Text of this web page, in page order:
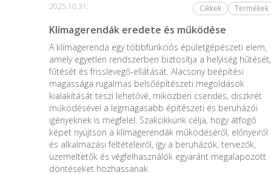
2025.10.31. Cikkek Termékek
Klímagerendák eredete és működése
A klímagerenda egy többfunkciós épületgépészeti elem,
amely egyetlen rendszerben biztosítja a helyiség hűtését,
fűtését és frisslevegő-ellátását. Alacsony beépítési
magassága rugalmas belsőépítészeti megoldások
kialakítását teszi lehetővé, miközben csendes, diszkrét
működésével a legmagasabb építészeti és beruházói
igényeknek is megfelel. Szakcikkünk célja, hogy átfogó
képet nyújtson a klímagerendák működéséről, előnyeiről
és alkalmazási feltételeiről, így a beruházók, tervezők,
üzemeltetők és végfelhasználók egyaránt megalapozott
döntéseket hozhassanak.